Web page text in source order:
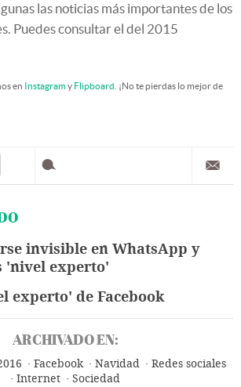
las noticias más importantes de los
Puedes consultar el del 2015
en Instagramy Flipboard . ¡No te pierdas lo mejor de
invisible en WhatsApp y
'nivel experto'
experto' de Facebook
ARCHIVADO EN:
Facebook Navidad
Redes sociales
Internet
Sociedad